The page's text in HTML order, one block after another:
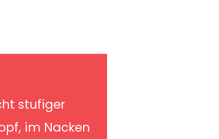
stufiger
im Nacken